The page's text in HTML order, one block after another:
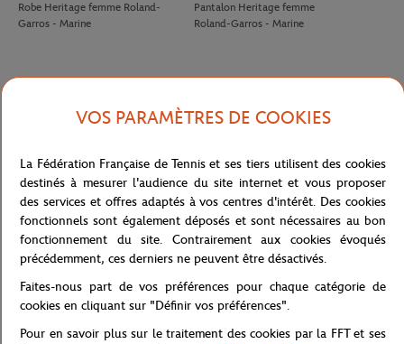
Robe Heritage femme Roland-
Garros - Marine
Pantalon Heritage femme
Roland-Garros - Marine
Description détaillée
A supprimer
Référence :RJUW0118-MAR
Caractéristiques
VOS PARAMÈTRES DE COOKIES
La Fédération Française de Tennis et ses tiers utilisent des cookies
destinés à mesurer l'audience du site internet et vous proposer
des services et offres adaptés à vos centres d'intérêt. Des cookies
fonctionnels sont également déposés et sont nécessaires au bon
fonctionnement du site. Contrairement aux cookies évoqués
précédemment, ces derniers ne peuvent être désactivés.
Faites-nous part de vos préférences pour chaque catégorie de
cookies en cliquant sur "Définir vos préférences".
Pour en savoir plus sur le traitement des cookies par la FFT et ses